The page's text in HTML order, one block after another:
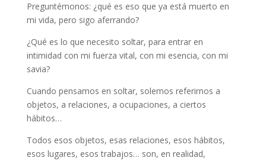
Preguntémonos: ¿qué es eso que ya está muerto en
mi vida, pero sigo aferrando?
¿Qué es lo que necesito soltar, para entrar en
intimidad con mi fuerza vital, con mi esencia, con mi
savia?
Cuando pensamos en soltar, solemos referirnos a
objetos, a relaciones, a ocupaciones, a ciertos
hábitos…
Todos esos objetos, esas relaciones, esos hábitos,
esos lugares, esos trabajos… son, en realidad,